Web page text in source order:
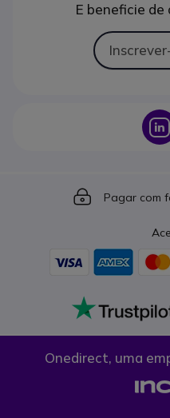
E beneficie
Icon
Pagar com
Onedirect, uma